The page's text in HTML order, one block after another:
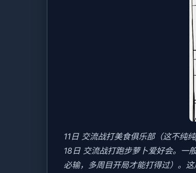
11日 交流战打美食俱乐部（这不纯
18日 交流战打跑步萝卜爱好会。一
必输，多周目开局才能打得过）。